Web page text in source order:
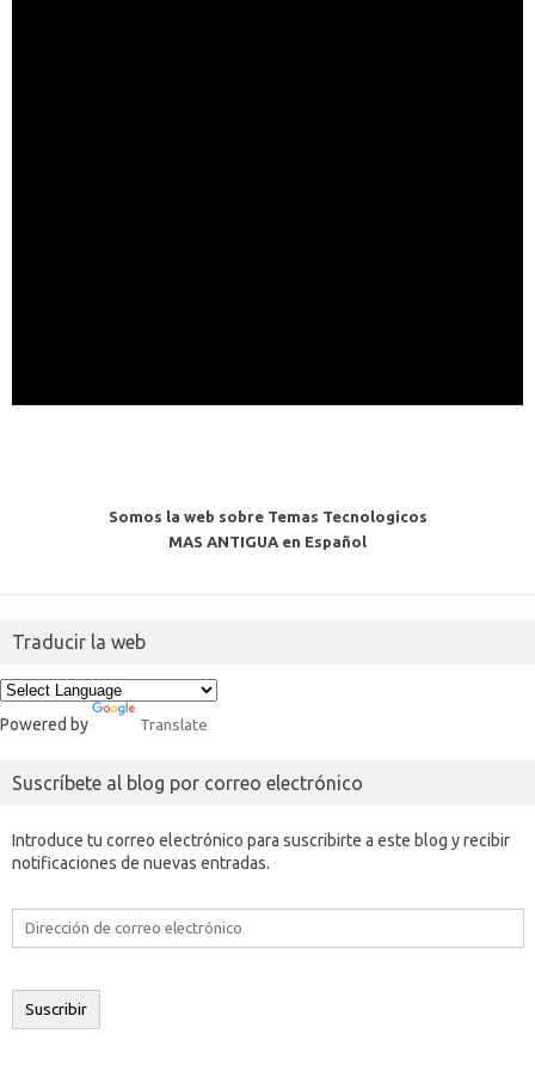
Somos la web sobre Temas Tecnologicos
MAS ANTIGUA en Español
Traducir la web
Powered by Translate
Suscríbete al blog por correo electrónico
Introduce tu correo electrónico para suscribirte a este blog y recibir
notificaciones de nuevas entradas.
Dirección
electrónico
Suscribir